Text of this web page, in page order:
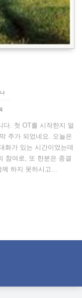
다. 첫 OT를 시작한지 얼
주가 되었네요. 오늘은
화가 있는 시간이었는데
참여로, 또 한분은 종결
하지 못하시고...